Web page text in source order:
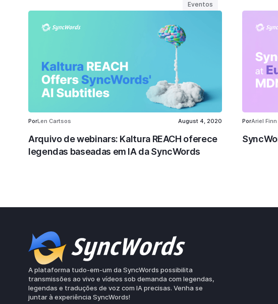
Eventos
PorLen Cartsos August 4, 2020
Arquivo de webinars: Kaltura REACH oferece
legendas baseadas em IA da SyncWords
PorAriel Finn
A plataforma tudo-em-um da SyncWords possibilita
transmissões ao vivo e vídeos sob demanda com legendas,
legendas e traduções de voz com IA precisas. Venha se
juntar à experiência SyncWords!